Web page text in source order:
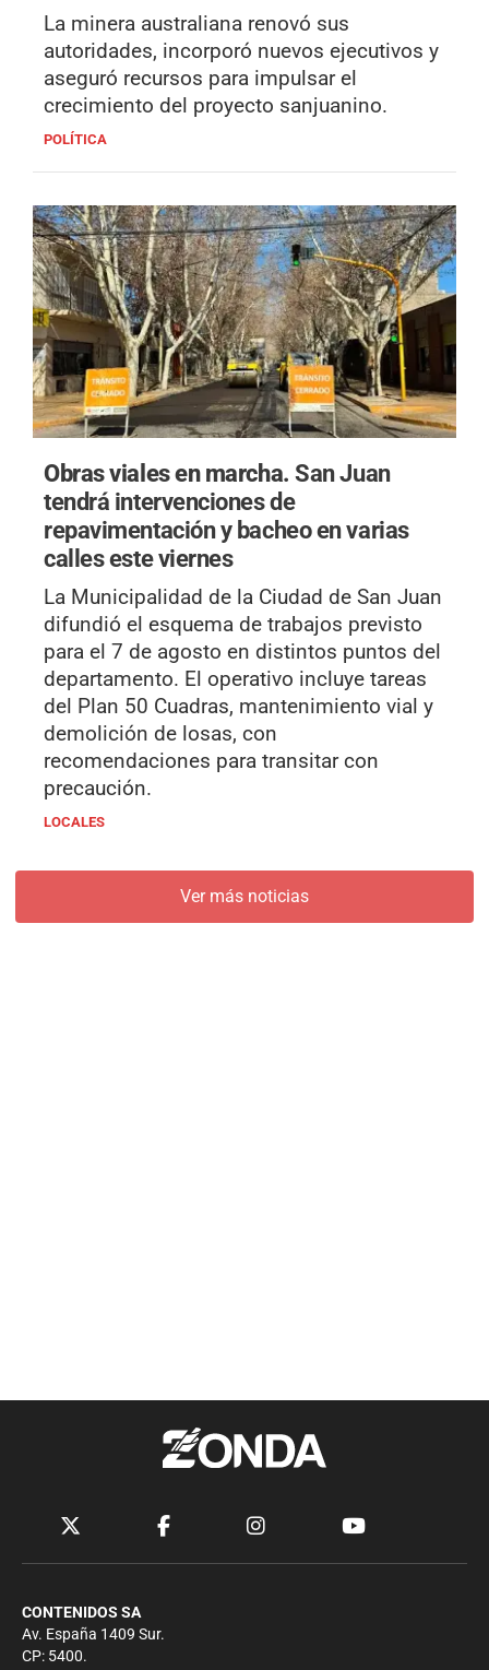
La minera australiana renovó sus
autoridades, incorporó nuevos ejecutivos y
aseguró recursos para impulsar el
crecimiento del proyecto sanjuanino.
POLÍTICA
Obras viales en marcha.San Juan
tendrá intervenciones de
repavimentación y bacheo en varias
calles este viernes
La Municipalidad de la Ciudad de San Juan
difundió el esquema de trabajos previsto
para el 7 de agosto en distintos puntos del
departamento. El operativo incluye tareas
del Plan 50 Cuadras, mantenimiento vial y
demolición de losas, con
recomendaciones para transitar con
precaución.
LOCALES
Ver más noticias
CONTENIDOS SA
Av. España 1409 Sur.
CP: 5400.